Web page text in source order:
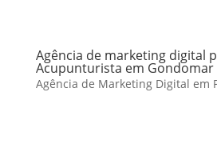
Agência de marketing digital
Acupunturista em Gondomar
Agência de Marketing Digital em